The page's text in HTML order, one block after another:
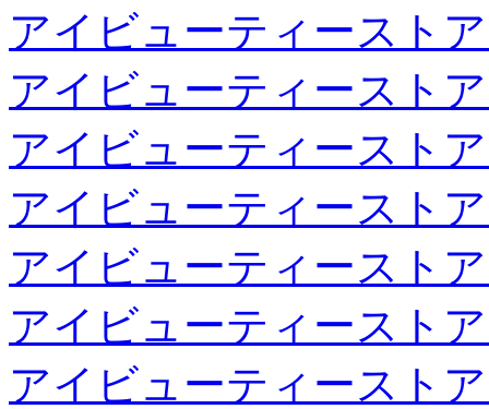
アイビューティースト
アイビューティースト
アイビューティースト
アイビューティースト
アイビューティースト
アイビューティースト
アイビューティースト